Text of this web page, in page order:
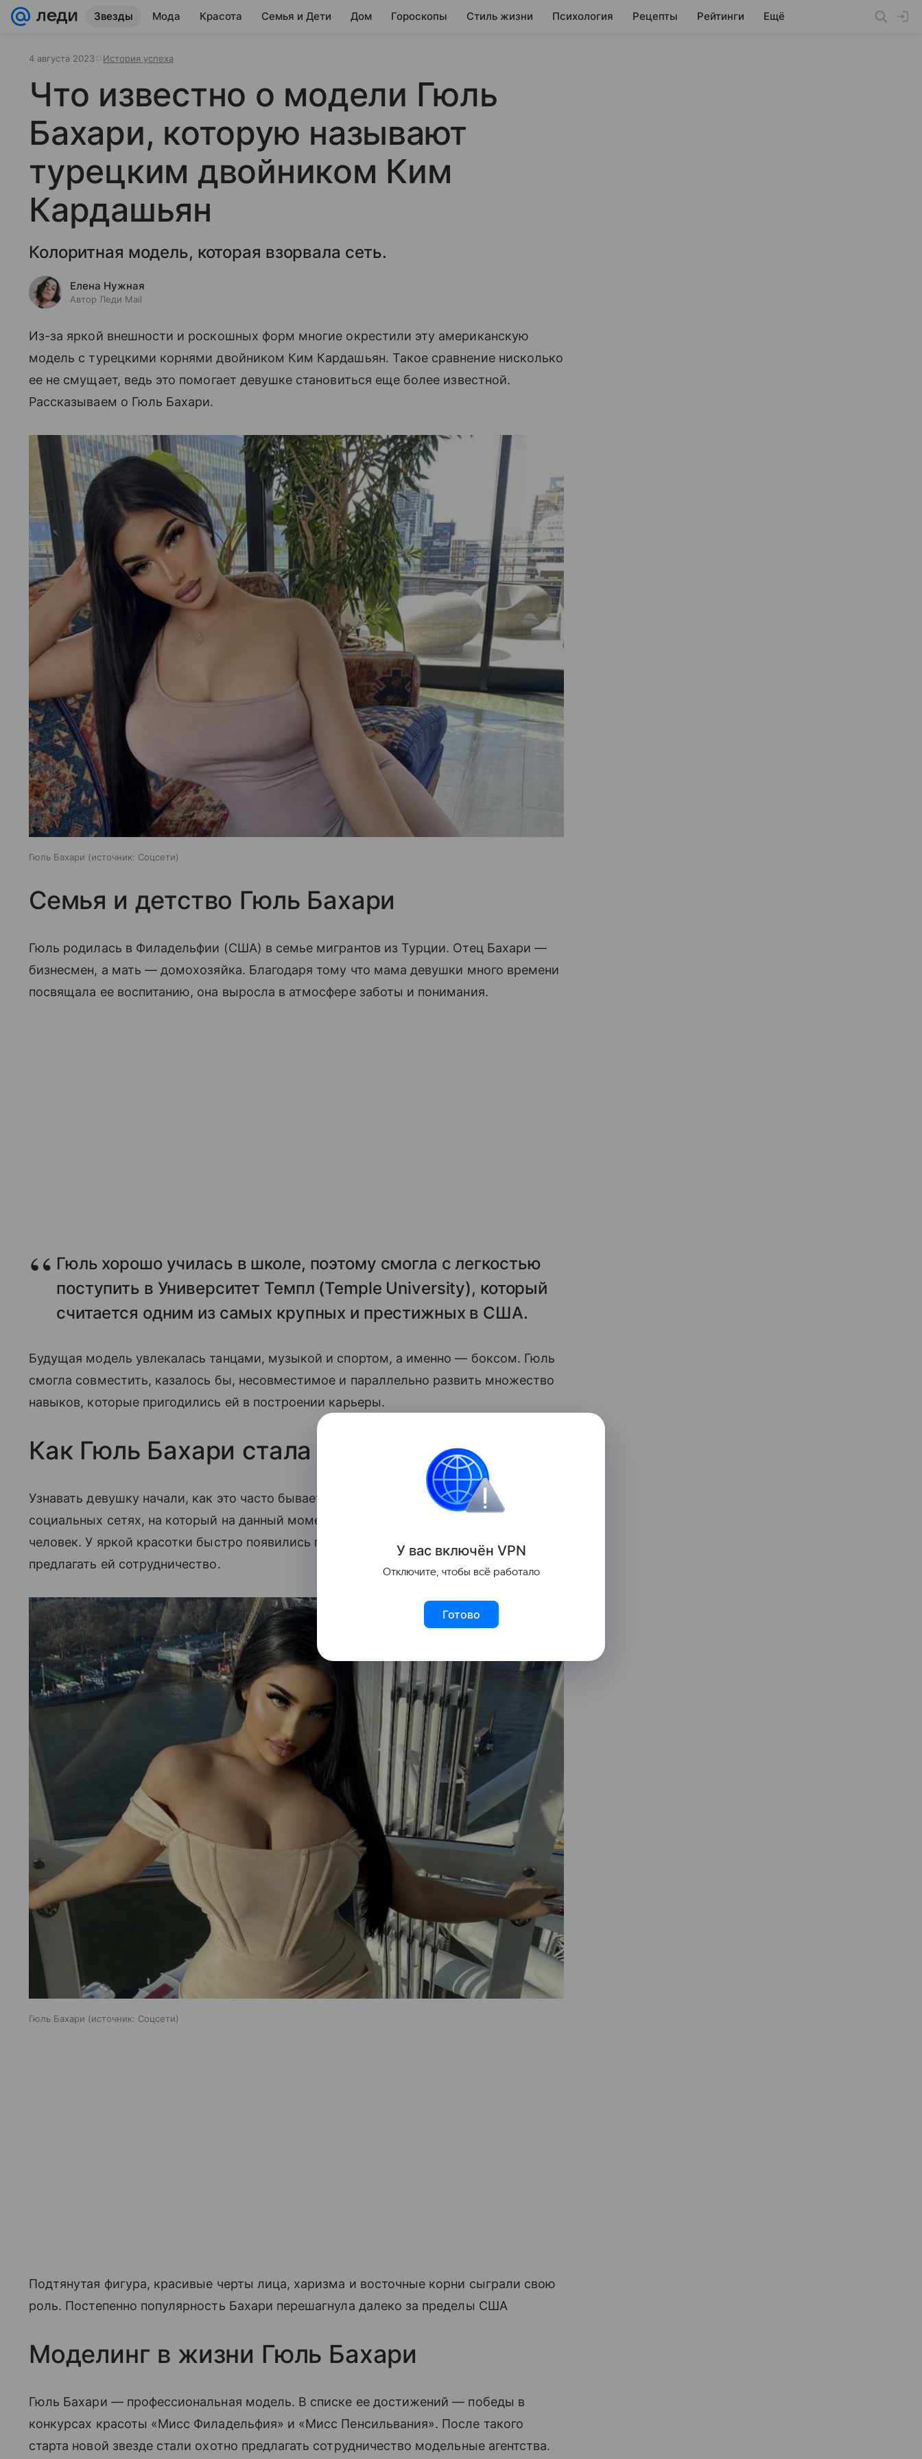
Звезды Мода Красота Семья и Дети Дом Гороскопы Стиль жизни Психология Рецепты Рейтинги Ещё
4 августа 2023 История успеха
Что известно о модели Гюль
Бахари, которую называют
турецким двойником Ким
Кардашьян
Колоритная модель, которая взорвала сеть.
Елена Нужная
Автор Леди Mail
Из-за яркой внешности и роскошных форм многие окрестили эту американскую
модель с турецкими корнями двойником Ким Кардашьян. Такое сравнение нисколько
ее не смущает, ведь это помогает девушке становиться еще более известной.
Рассказываем о Гюль Бахари.
Гюль Бахари источник: Соцсети
Семья и детство Гюль Бахари
Гюль родилась в Филадельфии (США) в семье мигрантов из Турции. Отец Бахари —
бизнесмен, а мать — домохозяйка. Благодаря тому что мама девушки много времени
посвящала ее воспитанию, она выросла в атмосфере заботы и понимания.
Гюль хорошо училась в школе, поэтому смогла с легкостью
поступить в Университет Темпл (Temple University), который
считается одним из самых крупных и престижных в США.
Будущая модель увлекалась танцами, музыкой и спортом, а именно — боксом. Гюль
смогла совместить, казалось бы, несовместимое и параллельно развить множество
навыков, которые пригодились ей в построении карьеры.
Как Гюль Бахари стала известной
Узнавать девушку начали, как это часто бывает в наше время, благодаря аккаунту в
социальных сетях, на который на данный момент подписаны более 400 тысяч
человек. У яркой красотки быстро появились поклонники, а рекламодатели стали
предлагать ей сотрудничество.
Гюль Бахари источник: Соцсети
Подтянутая фигура, красивые черты лица, харизма и восточные корни сыграли свою
роль. Постепенно популярность Бахари перешагнула далеко за пределы США
Моделинг в жизни Гюль Бахари
Гюль Бахари — профессиональная модель. В списке ее достижений — победы в
конкурсах красоты «Мисс Филадельфия» и «Мисс Пенсильвания». После такого
старта новой звезде стали охотно предлагать сотрудничество модельные агентства.
У вас включён VPN
Отключите, чтобы всё работало
Готово